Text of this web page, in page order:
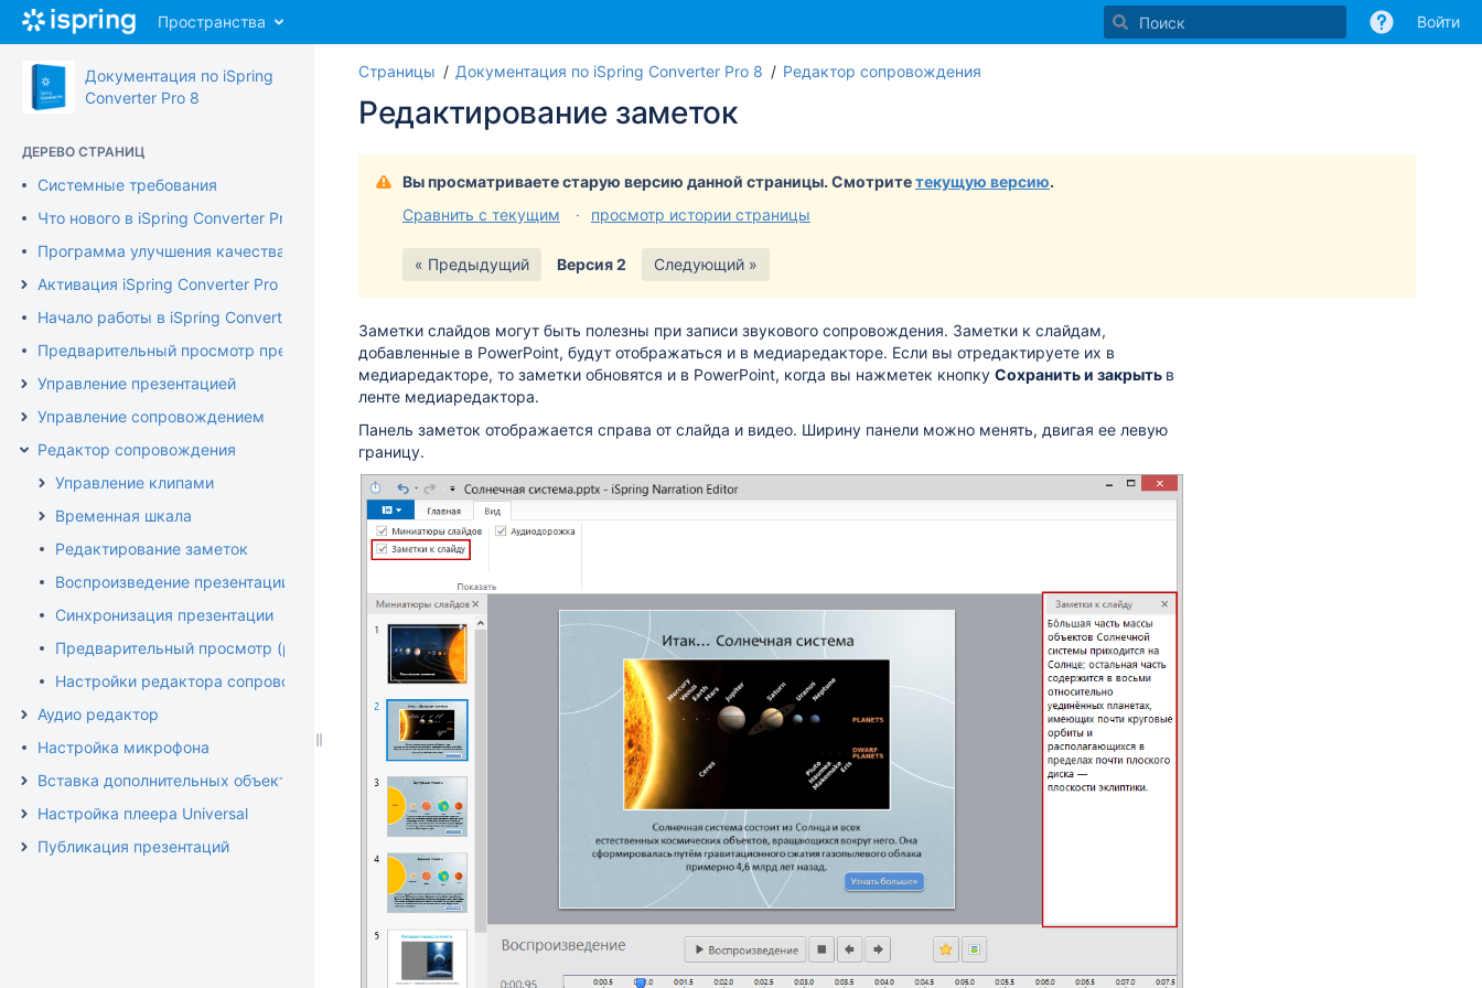
Перейти
содержимому
assistive.skiplink.to.breadcrumbs
assistive.skiplink.to.quick.search
Пространства Войти
Документация по iSpring
Converter Pro 8
ДЕРЕВО СТРАНИЦ
Системные требования
Что нового в iSpring Converter Pro 8
Программа улучшения качества продукта
Активация iSpring Converter Pro
Начало работы в iSpring Converter Pro
Предварительный просмотр презентации
Управление презентацией
Управление сопровождением
Редактор сопровождения
Управление клипами
Временная шкала
Редактирование заметок
Воспроизведение презентации
Синхронизация презентации
Предварительный просмотр (редактор)
Настройки редактора сопровождения
Аудио редактор
Настройка микрофона
Вставка дополнительных объектов
Настройка плеера Universal
Публикация презентаций
Страницы Документация по iSpring Converter Pro 8 Редактор сопровождения
Редактирование заметок
Вы просматриваете старую версию данной страницы. Смотритетекущую версию.
Сравнить с текущим
просмотр истории страницы
« Предыдущий Версия 2 Следующий »
Заметки слайдов могут быть полезны при записи звукового сопровождения. Заметки к слайдам,
добавленные в PowerPoint, будут отображаться и в медиаредакторе. Если вы отредактируете их в
медиаредакторе, то заметки обновятся и в PowerPoint, когда вы нажметек кнопку Сохранить и закрыть в
ленте медиаредактора.
Панель заметок отображается справа от слайда и видео. Ширину панели можно менять, двигая ее левую
границу.